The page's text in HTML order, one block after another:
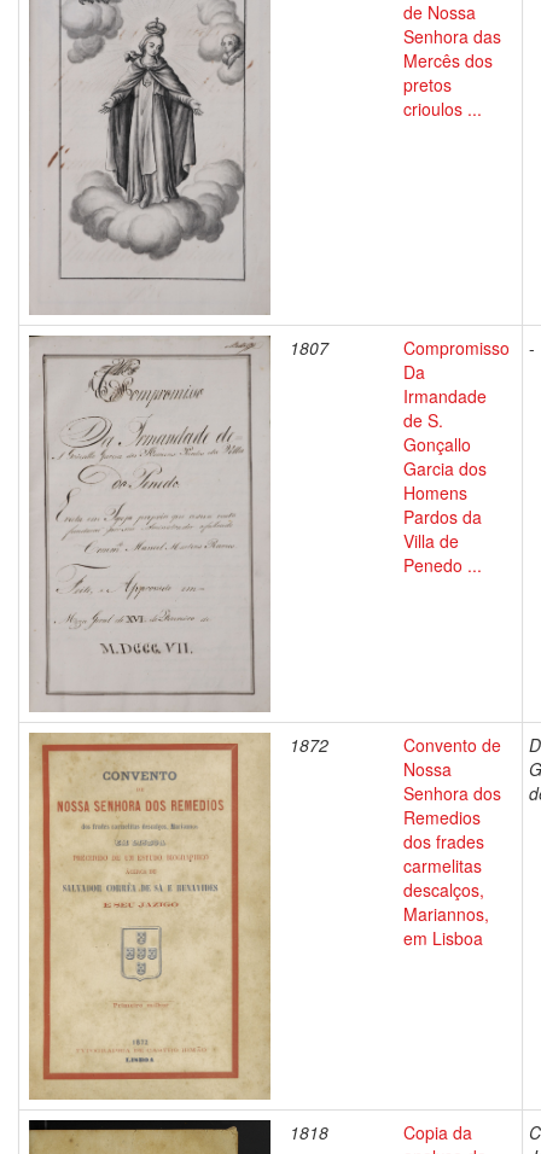
de Nossa
Senhora das
Mercês dos
pretos
crioulos ...
1807
Compromisso
Da
Irmandade
de S.
Gonçallo
Garcia dos
Homens
Pardos da
Villa de
Penedo ...
-
1872
Convento de
Nossa
Senhora dos
Remedios
dos frades
carmelitas
descalços,
Mariannos,
em Lisboa
1818
Copia da